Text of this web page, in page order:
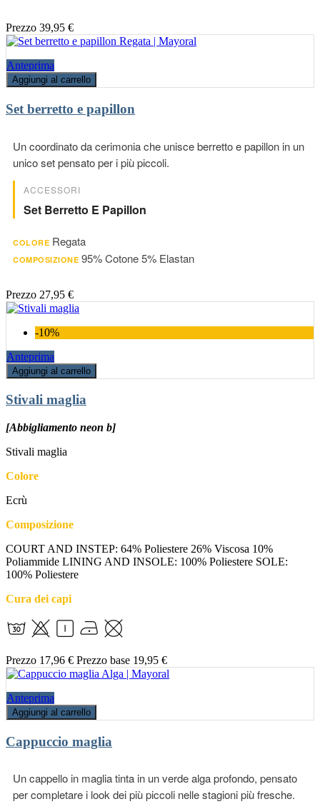
Prezzo 39,95 €
Anteprima
Aggiungi al carrello
Set berretto e papillon
Un coordinato da cerimonia che unisce berretto e papillon in un
unico set pensato per i più piccoli.
ACCESSORI
Set Berretto E Papillon
COLORE Regata
COMPOSIZIONE 95% Cotone 5% Elastan
Prezzo 27,95 €
-10%
Anteprima
Aggiungi al carrello
Stivali maglia
[Abbigliamento neon b]
Stivali maglia
Colore
Ecrù
Composizione
COURT AND INSTEP: 64% Poliestere 26% Viscosa 10%
Poliammide LINING AND INSOLE: 100% Poliestere SOLE:
100% Poliestere
Cura dei capi
Prezzo 17,96 € Prezzo base 19,95 €
Anteprima
Aggiungi al carrello
Cappuccio maglia
Un cappello in maglia tinta in un verde alga profondo, pensato
per completare i look dei più piccoli nelle stagioni più fresche.